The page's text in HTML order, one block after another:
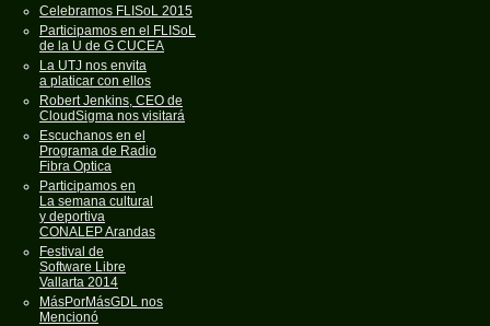
Celebramos FLISoL 2015
Participamos en el FLISoL
de la U de G CUCEA
La UTJ nos envita
a platicar con ellos
Robert Jenkins, CEO de
CloudSigma nos visitará
Escuchanos en el
Programa de Radio
Fibra Optica
Participamos en
La semana cultural
y deportiva
CONALEP Arandas
Festival de
Software Libre
Vallarta 2014
MásPorMásGDL nos
Mencionó